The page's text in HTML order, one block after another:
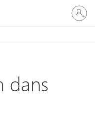
vous
à
compte
dans